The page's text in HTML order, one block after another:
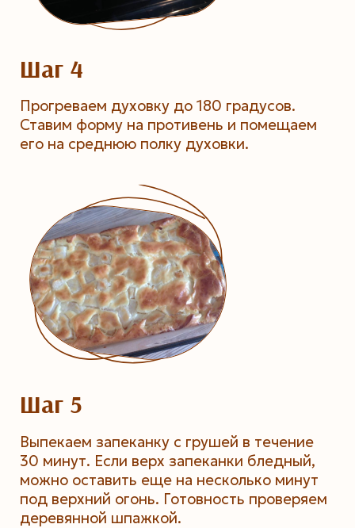
Шаг 4
Прогреваем духовку до 180 градусов.
Ставим форму на противень и помещаем
его на среднюю полку духовки.
Шаг 5
Выпекаем запеканку с грушей в течение
30 минут. Если верх запеканки бледный,
можно оставить еще на несколько минут
под верхний огонь. Готовность проверяем
деревянной шпажкой.